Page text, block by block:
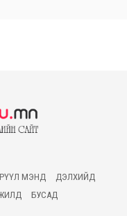
МЭНД
ДЭЛХИЙД
БУСАД